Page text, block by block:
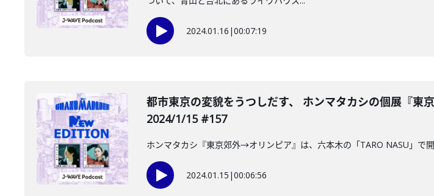
2024.01.16 |00:07:19
都市東京の変貌をうつしだす、 ホンマタカシの個展『東
2024/1/15 #157
ホンマタカシ『東京郊外→オリンピア』は、六本木の「TARO NASU」で
2024.01.15 |00:06:56